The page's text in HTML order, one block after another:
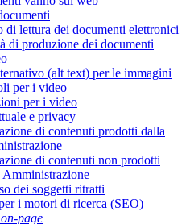
di lettura dei documenti elettronici
di produzione dei documenti
(alt text) per le immagini
per i video
per i video
e privacy
di contenuti prodotti dalla
di contenuti non prodotti
dei soggetti ritratti
i motori di ricerca (SEO)
on-page